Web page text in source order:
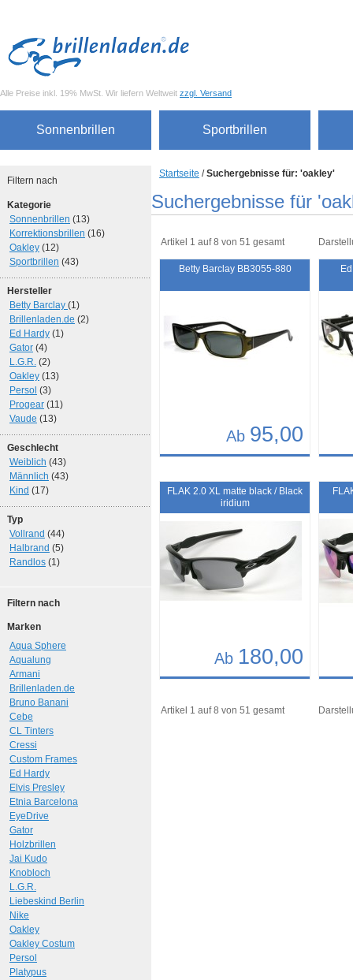
Alle Preise inkl. 19% MwSt. Wir liefern Weltweit zzgl. Versand
Sonnenbrillen Sportbrillen
Startseite /Suchergebnisse für: 'oakley'
Suchergebnisse für
Artikel 1 auf 8 von 51 gesamt
Betty Barclay BB3055-880
Ab 95,00
Art.-Nr.: 8130 Art.-
FLAK 2.0 XL matte black / Black
iridium
Ab 180,00
Art.-Nr.: 10374 Art.-
Artikel 1 auf 8 von 51 gesamt
Filtern nach
Kategorie
Sonnenbrillen (13)
Korrektionsbrillen (16)
Oakley (12)
Sportbrillen (43)
Hersteller
Betty Barclay (1)
Brillenladen.de (2)
Ed Hardy (1)
Gator (4)
L.G.R. (2)
Oakley (13)
Persol (3)
Progear (11)
Vaude (13)
Geschlecht
Weiblich (43)
Männlich (43)
Kind (17)
Typ
Vollrand (44)
Halbrand (5)
Randlos (1)
Filtern nach
Marken
Aqua Sphere
Aqualung
Armani
Brillenladen.de
Bruno Banani
Cebe
CL Tinters
Cressi
Custom Frames
Ed Hardy
Elvis Presley
Etnia Barcelona
EyeDrive
Gator
Holzbrillen
Jai Kudo
Knobloch
L.G.R.
Liebeskind Berlin
Nike
Oakley
Oakley Costum
Persol
Platypus